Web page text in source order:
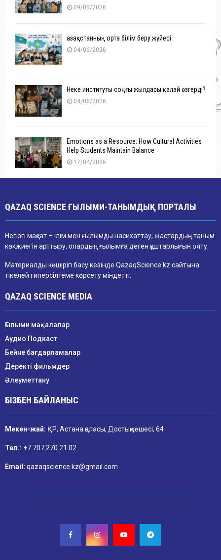
09/06/2026
Қазақстанның орта білім беру жүйесі
04/06/2026
Неке институты соңғы жылдары қалай өзгерді?
04/06/2026
Emotions as a Resource: How Cultural Activities
Help Students Maintain Balance
17/04/2026
QAZAQ SCIENCE ҒЫЛЫМИ-ТАНЫМДЫҚ ПОРТАЛЫ
Негізгі мақсат – ілім мен ғылымды насихаттау, жастардың таным
көкжиегін арттыру, олардың ғылымға деген құштарлығын ояту.
Материалды көшіріп басу кезінде QazaqScience.kz сайтына
тікелей гиперсілтеме көрсету міндетті.
QAZAQ SCIENCE MEDIA
Ғылыми мақалалар
Аудио Подкаст
Бейне бағдарламалар
Деректі фильмдер
Әлеуметтану
БІЗБЕН БАЙЛАНЫС
Мекен-жай: ҚР, Астана қаласы, Достық көшесі, 64
Тел.: +7 707 270 21 02
Email: qazaqscience.kz@gmail.com